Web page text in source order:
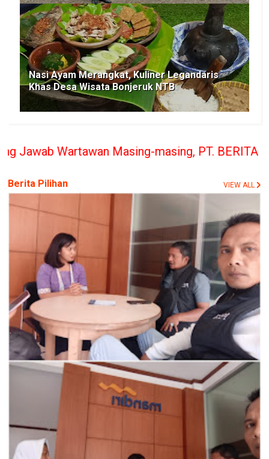
Nasi Ayam Merangkat, Kuliner Legandaris
Khas Desa Wisata Bonjeruk NTB
Masing-masing, PT. BERITA RAKYAT
Berita Pilihan VIEW ALL